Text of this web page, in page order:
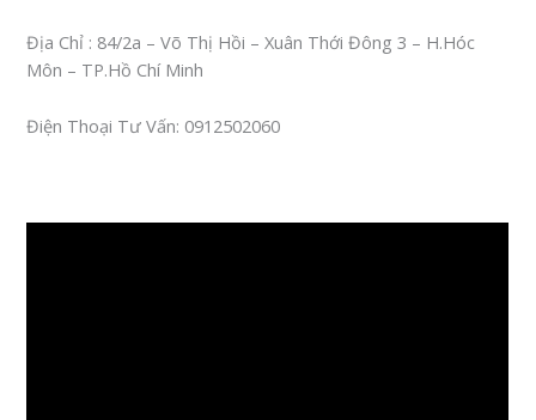
Địa Chỉ : 84/2a – Võ Thị Hồi – Xuân Thới Đông 3 – H.Hóc
Môn – TP.Hồ Chí Minh
Điện Thoại Tư Vấn: 0912502060